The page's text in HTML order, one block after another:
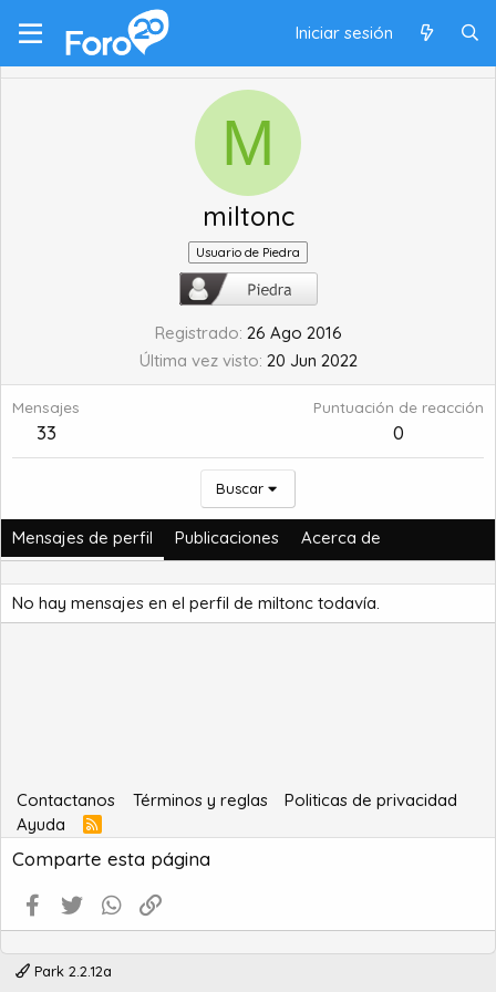
Iniciar sesión
M
miltonc
Usuario de Piedra
Registrado 26 Ago 2016
Última vez visto 20 Jun 2022
Mensajes
33
Puntuación de reacción
0
Buscar
Mensajes de perfil Publicaciones Acerca de
No hay mensajes en el perfil de miltonc todavía.
Contactanos Términos y reglas
Politicas de privacidad
Ayuda
R
S
S
Comparte esta página
Facebook
Twitter WhatsApp
Park 2.2.12a